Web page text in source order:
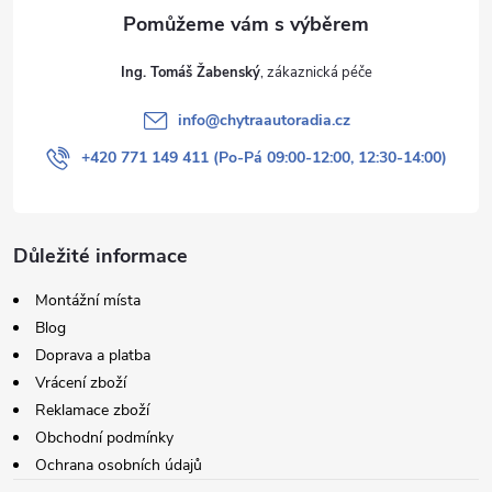
Ing. Tomáš Žabenský
info@chytraautoradia.cz
+420 771 149 411 (Po-Pá 09:00-12:00, 12:30-14:00)
Důležité informace
Montážní místa
Blog
Doprava a platba
Vrácení zboží
Reklamace zboží
Obchodní podmínky
Ochrana osobních údajů